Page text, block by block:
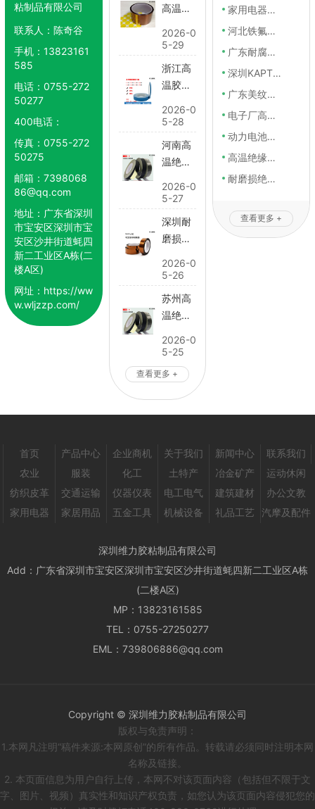
粘制品有限公司
联系人：陈奇谷
手机：13823161
585
电话：0755-272
50277
400电话：
传真：0755-272
50275
邮箱：7398068
86@qq.com
地址： 广东省深圳
市宝安区深圳市宝
安区沙井街道蚝四
新二工业区A栋(二
楼A区)
网址： https://ww
w.wljzzp.com/
高温高
2026-0
5-29
浙江高
温胶带
2026-0
5-28
河南高
温绝缘
里有卖
2026-0
5-27
深圳耐
磨损绝
定制加
工
2026-0
5-26
苏州高
温绝缘
么卖
2026-0
5-25
查看更多 +
05-24
家用电器绝缘胶带多少钱
05-23
河北铁氟龙绝缘胶带
05-22
广东耐腐蚀高温胶带厂家推荐
05-21
深圳KAPTON高温胶带价格
05-20
广东美纹纸高温胶带哪里有卖
05-19
电子厂高温绝缘胶带大概多少钱
05-18
动力电池高温胶纸厂家推荐
05-17
高温绝缘胶带大概多少钱
05-16
耐磨损绝缘胶纸供应商推荐
查看更多 +
首页 产品中心 企业商机 关于我们 新闻中心
联系我们
农业
服装 化工 土特产 冶金矿产
运动休闲
纺织皮革
交通运输 仪器仪表 电工电气 建筑建材
办公文教
家用电器
家居用品 五金工具 机械设备 礼品工艺 汽摩及配件
深圳维力胶粘制品有限公司
Add： 广东省深圳市宝安区深圳市宝安区沙井街道蚝四新二工业区A栋
(二楼A区)
MP： 13823161585
TEL： 0755-27250277
EML： 739806886@qq.com
Copyright © 深圳维力胶粘制品有限公司
版权与免责声明：
1.本网凡注明“稿件来源:本网原创”的所有作品。转载请必须同时注明本网
名称及链接。
2. 本页面信息为用户自行上传，本网不对该页面内容（包括但不限于文
字、图片、视频）真实性和知识产权负责，如您认为该页面内容侵犯您的